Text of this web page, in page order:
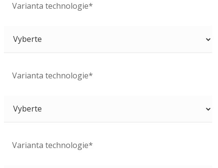
Varianta technologie*
Varianta technologie*
Varianta technologie*